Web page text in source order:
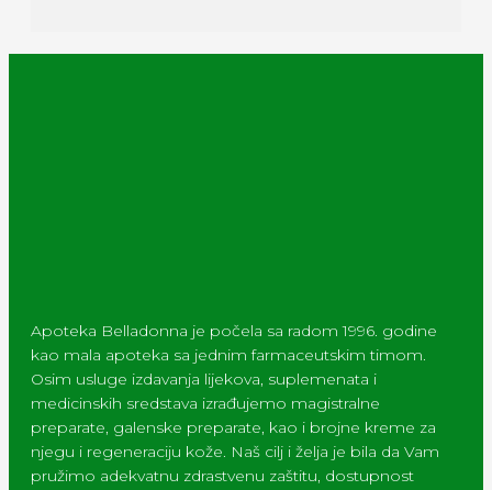
Apoteka Belladonna je počela sa radom 1996. godine
kao mala apoteka sa jednim farmaceutskim timom.
Osim usluge izdavanja lijekova, suplemenata i
medicinskih sredstava izrađujemo magistralne
preparate, galenske preparate, kao i brojne kreme za
njegu i regeneraciju kože. Naš cilj i želja je bila da Vam
pružimo adekvatnu zdrastvenu zaštitu, dostupnost